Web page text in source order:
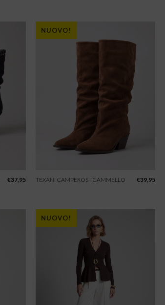
€37,95
NUOVO!
TEXANI CAMPEROS - CAMMELLO €39,95
NUOVO!